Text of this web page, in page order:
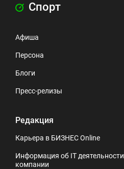
Спорт
Афиша
Персона
Блоги
Пресс-релизы
Редакция
Карьера в БИЗНЕС Online
Информация об IT деятельности
компании